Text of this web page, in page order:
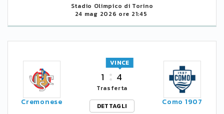
Stadio Olimpico di Torino
24 mag 2026 ore 21:45
Cremonese
1 4
VINCE
Trasferta
DETTAGLI
Como 1907